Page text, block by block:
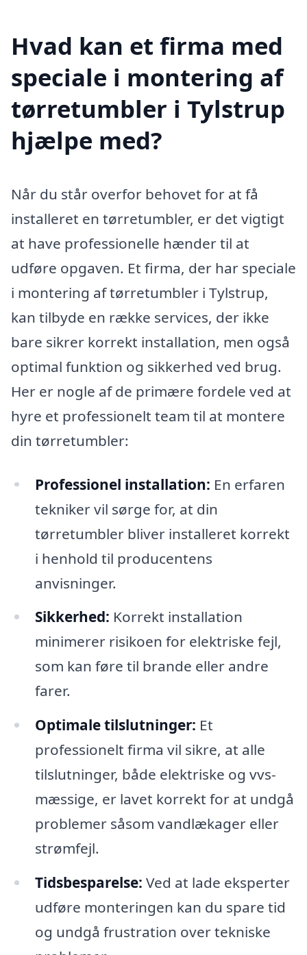
Hvad kan et firma med
speciale i montering af
tørretumbler i Tylstrup
hjælpe med?
Når du står overfor behovet for at få
installeret en tørretumbler, er det vigtigt
at have professionelle hænder til at
udføre opgaven. Et firma, der har speciale
i montering af tørretumbler i Tylstrup,
kan tilbyde en række services, der ikke
bare sikrer korrekt installation, men også
optimal funktion og sikkerhed ved brug.
Her er nogle af de primære fordele ved at
hyre et professionelt team til at montere
din tørretumbler:
Professionel installation: En erfaren
tekniker vil sørge for, at din
tørretumbler bliver installeret korrekt
i henhold til producentens
anvisninger.
Sikkerhed: Korrekt installation
minimerer risikoen for elektriske fejl,
som kan føre til brande eller andre
farer.
Optimale tilslutninger: Et
professionelt firma vil sikre, at alle
tilslutninger, både elektriske og vvs-
mæssige, er lavet korrekt for at undgå
problemer såsom vandlækager eller
strømfejl.
Tidsbesparelse: Ved at lade eksperter
udføre monteringen kan du spare tid
og undgå frustration over tekniske